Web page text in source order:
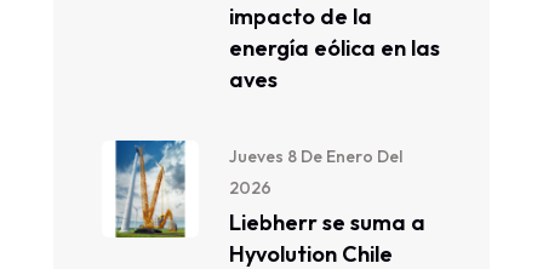
impacto de la
energía eólica en las
aves
Jueves 8 De Enero Del
2026
Liebherr se suma a
Hyvolution Chile